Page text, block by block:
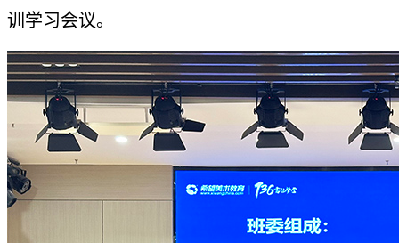
训学习会议。